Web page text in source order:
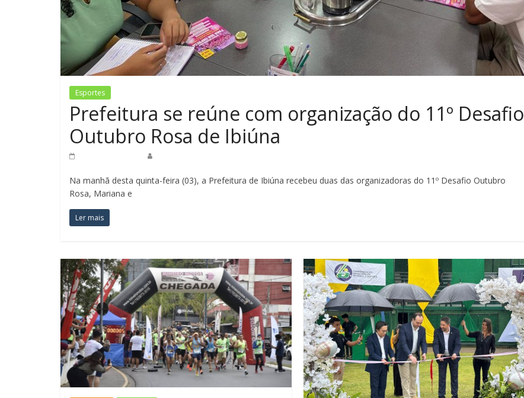
Esportes
Prefeitura se reúne com organização do 11º Desafio
Outubro Rosa de Ibiúna
Na manhã desta quinta-feira (03), a Prefeitura de Ibiúna recebeu duas das organizadoras do 11º Desafio Outubro
Rosa, Mariana e
Ler mais